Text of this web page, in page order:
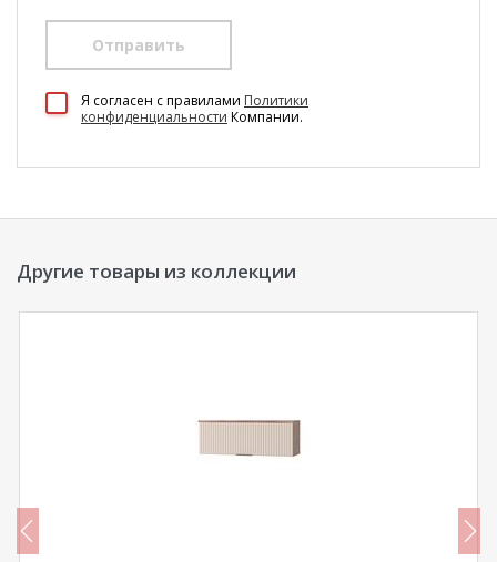
Отправить
Я согласен c правилами Политики
конфиденциальности Компании.
Другие товары из коллекции